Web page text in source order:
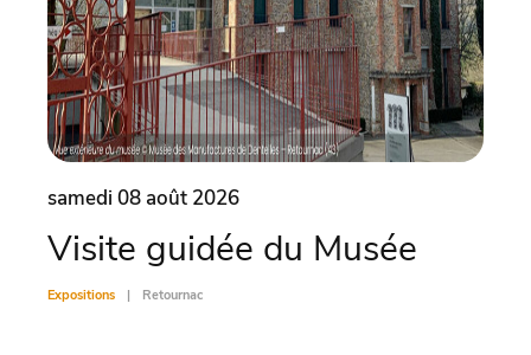
samedi 08 août 2026
Visite guidée du Musée
Expositions Retournac